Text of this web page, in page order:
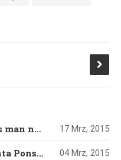
Urlaub 2015: Wohin und was man nicht versäumen darf…Mallorca 17 Mrz, 2015
Urlaub mit Blick auf die Santa Ponsa Bucht 04 Mrz, 2015